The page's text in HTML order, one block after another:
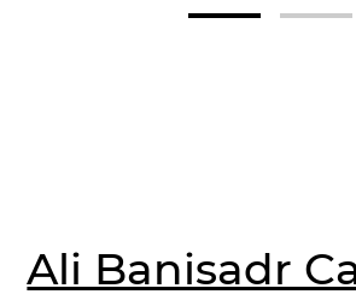
Ali Banisadr